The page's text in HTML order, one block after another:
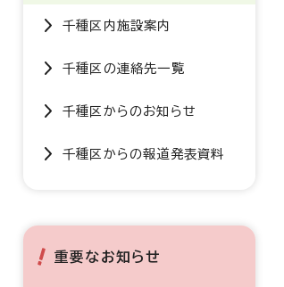
千種区内施設案内
千種区の連絡先一覧
千種区からのお知らせ
千種区からの報道発表資料
重要なお知らせ